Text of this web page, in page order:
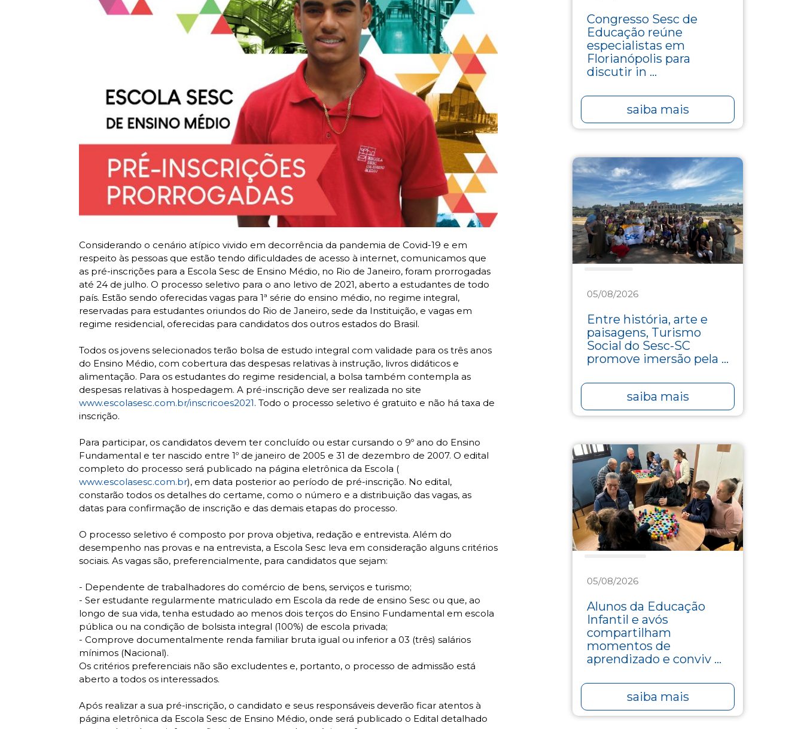
Considerando o cenário atípico vivido em decorrência da pandemia de Covid-19 e em
respeito às pessoas que estão tendo dificuldades de acesso à internet, comunicamos que
as pré-inscrições para a Escola Sesc de Ensino Médio, no Rio de Janeiro, foram prorrogadas
até 24 de julho. O processo seletivo para o ano letivo de 2021, aberto a estudantes de todo
país. Estão sendo oferecidas vagas para 1ª série do ensino médio, no regime integral,
reservadas para estudantes oriundos do Rio de Janeiro, sede da Instituição, e vagas em
regime residencial, oferecidas para candidatos dos outros estados do Brasil.
Todos os jovens selecionados terão bolsa de estudo integral com validade para os três anos
do Ensino Médio, com cobertura das despesas relativas à instrução, livros didáticos e
alimentação. Para os estudantes do regime residencial, a bolsa também contempla as
despesas relativas à hospedagem. A pré-inscrição deve ser realizada no site
www.escolasesc.com.br/inscricoes2021. Todo o processo seletivo é gratuito e não há taxa de
inscrição.
Para participar, os candidatos devem ter concluído ou estar cursando o 9º ano do Ensino
Fundamental e ter nascido entre 1º de janeiro de 2005 e 31 de dezembro de 2007. O edital
completo do processo será publicado na página eletrônica da Escola (
www.escolasesc.com.br), em data posterior ao período de pré-inscrição. No edital,
constarão todos os detalhes do certame, como o número e a distribuição das vagas, as
datas para confirmação de inscrição e das demais etapas do processo.
O processo seletivo é composto por prova objetiva, redação e entrevista. Além do
desempenho nas provas e na entrevista, a Escola Sesc leva em consideração alguns critérios
sociais. As vagas são, preferencialmente, para candidatos que sejam:
- Dependente de trabalhadores do comércio de bens, serviços e turismo;
- Ser estudante regularmente matriculado em Escola da rede de ensino Sesc ou que, ao
longo de sua vida, tenha estudado ao menos dois terços do Ensino Fundamental em escola
pública ou na condição de bolsista integral (100%) de escola privada;
- Comprove documentalmente renda familiar bruta igual ou inferior a 03 (três) salários
mínimos (Nacional).
Os critérios preferenciais não são excludentes e, portanto, o processo de admissão está
aberto a todos os interessados.
Após realizar a sua pré-inscrição, o candidato e seus responsáveis deverão ficar atentos à
página eletrônica da Escola Sesc de Ensino Médio, onde será publicado o Edital detalhado
Congresso Sesc de
Educação reúne
especialistas em
Florianópolis para
discutir in ...
saiba mais
05/08/2026
Entre história, arte e
paisagens, Turismo
Social do Sesc-SC
promove imersão pela ...
saiba mais
05/08/2026
Alunos da Educação
Infantil e avós
compartilham
momentos de
aprendizado e conviv ...
saiba mais